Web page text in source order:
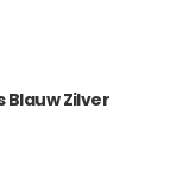
Blauw Zilver